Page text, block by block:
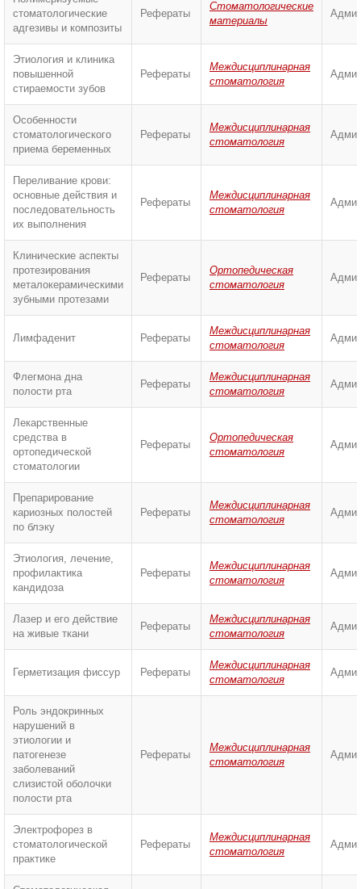
стоматологические
адгезивы и композиты
Рефераты
Стоматологические
материалы
Этиология и клиника
повышенной
стираемости зубов
Рефераты
Междисциплинарная
стоматология
Особенности
стоматологического
приема беременных
Рефераты
Междисциплинарная
стоматология
Переливание крови:
основные действия и
последовательность
их выполнения
Рефераты
Междисциплинарная
стоматология
Клинические аспекты
протезирования
металокерамическими
зубными протезами
Рефераты
Ортопедическая
стоматология
Лимфаденит Рефераты
Междисциплинарная
стоматология
Флегмона дна
полости рта
Рефераты
Междисциплинарная
стоматология
Лекарственные
средства в
ортопедической
стоматологии
Рефераты
Ортопедическая
стоматология
Препарирование
кариозных полостей
по блэку
Рефераты
Междисциплинарная
стоматология
Этиология, лечение,
профилактика
кандидоза
Рефераты
Междисциплинарная
стоматология
Лазер и его действие
на живые ткани
Рефераты
Междисциплинарная
стоматология
Герметизация фиссур Рефераты
Междисциплинарная
стоматология
Роль эндокринных
нарушений в
этиологии и
патогенезе
заболеваний
слизистой оболочки
полости рта
Рефераты
Междисциплинарная
стоматология
Электрофорез в
стоматологической
практике
Рефераты
Междисциплинарная
стоматология